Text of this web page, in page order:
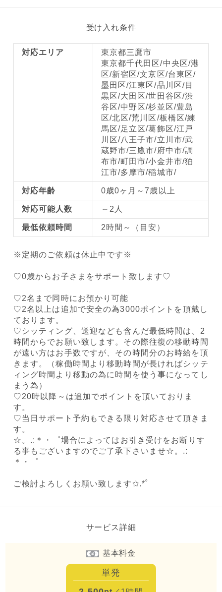
受け入れ条件
対応エリア
東京都三鷹市
東京都千代田区/中央区/港
区/新宿区/文京区/台東区/
墨田区/江東区/品川区/目
黒区/大田区/世田谷区/渋
谷区/中野区/杉並区/豊島
区/北区/荒川区/板橋区/練
馬区/足立区/葛飾区/江戸
川区/八王子市/立川市/武
蔵野市/三鷹市/府中市/調
布市/町田市/小金井市/狛
江市/多摩市/稲城市/
対応年齢 0歳0ヶ月～7歳以上
対応可能人数 ～2人
最低依頼時間 2時間～（目安）
※定期のご依頼は休止中です※
♡0歳からお子さまをサポート致します♡
♡2名まで同時にお預かり可能
♡2名以上は追加で安全の為3000ポイントを頂戴し
ております。
♡シッティング、送迎なども含んだ最低時間は、2
時間からでお願い致します。その際往復の移動時間
が遠い方はお手数ですが、その時間分のお時給を頂
きます。（稼働時間より移動時間が長ければシッテ
ィング時間より移動の為に時間を使う事になってし
まう為）
♡20時以降～は追加でポイントを頂いておりま
す。
♡当日サポート予約もできる限り対応させて頂きま
す。
☆。.:＊・゜場合によってはお引き受けをお断りす
る事もございますのでご了承下さいませ☆。.:
＊・゜
ご検討よろしくお願い致します✩.*˚
サービス詳細
基本料金
単発